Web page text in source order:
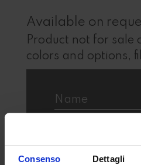
Consenso Dettagli
Available on
Product not for sale
colors and options,